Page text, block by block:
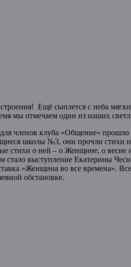
Ещё сыплется с неба
мы отмечаем один из наших
членов клуба «Общение»
школы №3, они прочли стихи
стихи о ней – о Женщине, о весне
выступление Екатерины
«Женщина во все времена».
обстановке.